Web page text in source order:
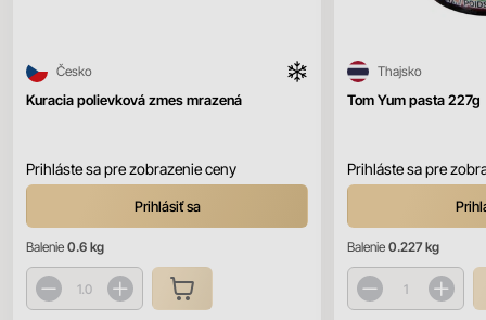
Kuracia polievková zmes mrazená
Česko
Prihláste sa pre zobrazenie ceny
Prihlásiť sa
Balenie 0.6 kg
Tom Yum pasta 227g
Thajsko
Prihláste sa pre
Balenie 0.227 kg